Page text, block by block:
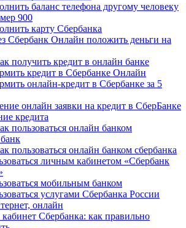
баланс телефона другому человеку
900
карту Сбербанка
Сбербанк Онлайн положить деньги на
получить кредит в онлайн банке
кредит в Сбербанке Онлайн
онлайн-кредит в Сбербанке за 5
онлайн заявки на кредит в СберБанке
кредита
пользоваться онлайн банком
пользоваться онлайн банком сбербанка
личным кабинетом «Сбербанк
мобильным банком
услугами Сбербанка России
онлайн
Сбербанка: как правильно